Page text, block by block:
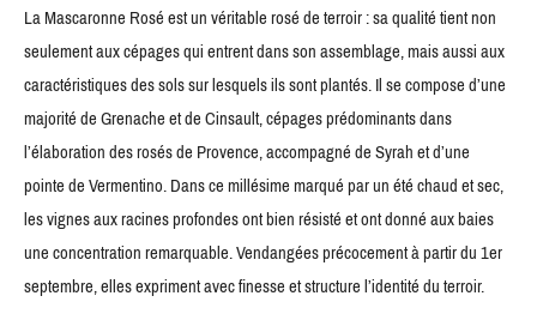
La Mascaronne Rosé est un véritable rosé de terroir : sa qualité tient non
seulement aux cépages qui entrent dans son assemblage, mais aussi aux
caractéristiques des sols sur lesquels ils sont plantés. Il se compose d’une
majorité de Grenache et de Cinsault, cépages prédominants dans
l’élaboration des rosés de Provence, accompagné de Syrah et d’une
pointe de Vermentino. Dans ce millésime marqué par un été chaud et sec,
les vignes aux racines profondes ont bien résisté et ont donné aux baies
une concentration remarquable. Vendangées précocement à partir du 1er
septembre, elles expriment avec finesse et structure l’identité du terroir.